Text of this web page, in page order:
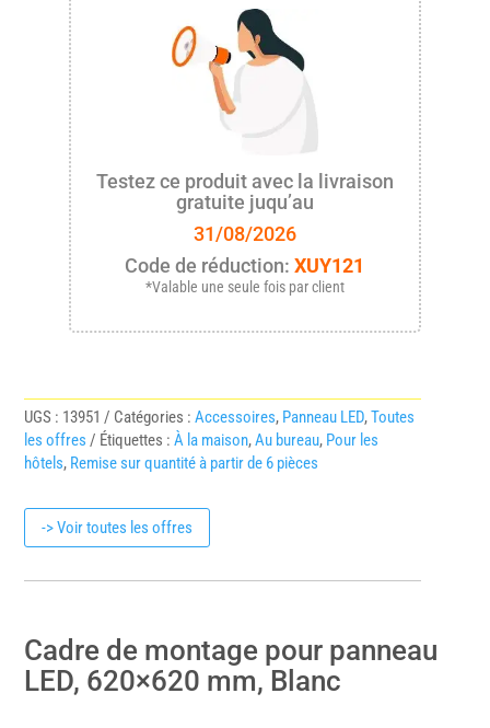
Testez ce produit avec la livraison
gratuite juqu’au
31/08/2026
Code de réduction:XUY121
*Valable une seule fois par client
UGS : 13951 Catégories :Accessoires, Panneau LED,Toutes
les offres
Étiquettes :À la maison,Au bureau, Pour les
hôtels, Remise sur quantité à partir de 6 pièces
-> Voir toutes les offres
Cadre de montage pour panneau
LED, 620×620 mm, Blanc